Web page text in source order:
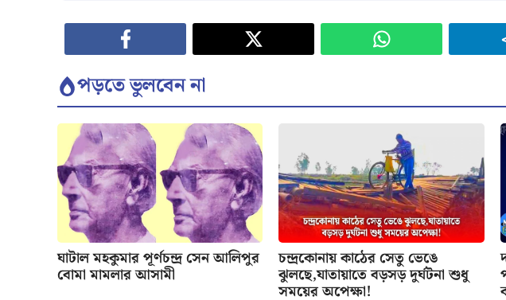
পড়তে ভুলবেন না
ঘাটাল মহকুমার পূর্ণচন্দ্র সেন আলিপুর
বোমা মামলার আসামী
চন্দ্রকোনায় কাঠের সেতু ভেঙে
ঝুলছে,যাতায়াতে বড়সড় দুর্ঘটনা শুধু
সময়ের অপেক্ষা!